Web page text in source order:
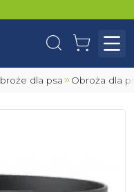
WyszukajKoszyk
Obroże dla psa Obroża dla